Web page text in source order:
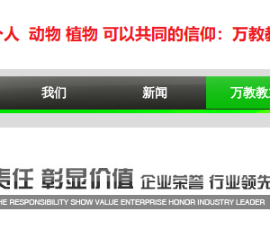
我们 新闻 万教教